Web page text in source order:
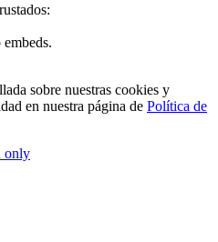
sobre nuestras cookies y
en nuestra página de Política de
only